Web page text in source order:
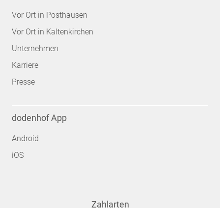
Vor Ort in Posthausen
Vor Ort in Kaltenkirchen
Unternehmen
Karriere
Presse
dodenhof App
Android
iOS
Zahlarten